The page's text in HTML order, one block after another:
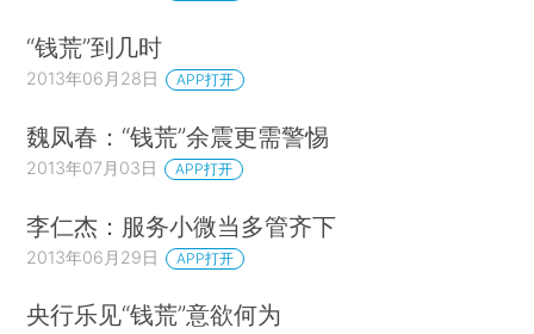
“钱荒”到几时
2013年06月28日 APP打开
魏凤春：“钱荒”余震更需警惕
2013年07月03日 APP打开
李仁杰：服务小微当多管齐下
2013年06月29日 APP打开
央行乐见“钱荒”意欲何为